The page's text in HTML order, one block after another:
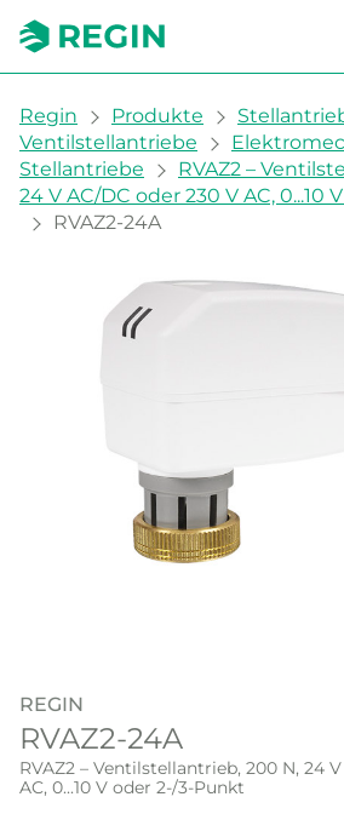
You are here:
Regin Produkte
Ventilstellantriebe
Stellantriebe
RVAZ2 –
24 V AC/DC oder 230 V AC, 0...10
RVAZ2-24A
REGIN
RVAZ2-24A
RVAZ2 – Ventilstellantrieb, 200 N, 24
AC, 0...10 V oder 2-/3-Punkt